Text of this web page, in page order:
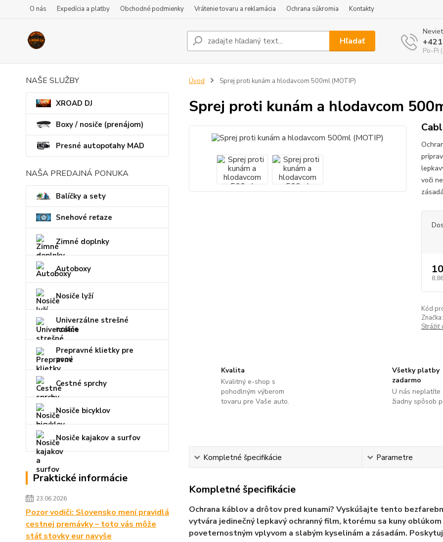
O nás Expedícia a platby Obchodné podmienky Vrátenie tovaru a reklamácia Ochrana súkromia Kontakty
Hľadať
Po-Pi
NAŠE SLUŽBY
XROAD DJ
Boxy / nosiče (prenájom)
Presné autopoťahy MAD
NAŠA PREDAJNÁ PONUKA
Balíčky a sety
Snehové reťaze
Zimné doplnky
Autoboxy
Nosiče lyží
Univerzálne strešné
nosiče
Prepravné klietky pre
psov
Cestné sprchy
Nosiče bicyklov
Nosiče kajakov a surfov
Praktické informácie
23.06.2026
Pozor vodiči: Slovensko mení pravidlá
cestnej premávky – toto vás môže
stáť stovky eur navyše
Úvod Sprej proti kunám a hlodavcom 500ml (MOTIP)
Sprej proti kunám a hlodavcom
voči
Kód
Značka:
Strážiť
Kvalita
Kvalitný e-shop s
pohodlným výberom
tovaru pre Vaše auto.
Všetky platby
zadarmo
U nás neplatíte
žiadny spôsob
Kompletné špecifikácie Parametre
Kompletné špecifikácie
Ochrana káblov a drôtov pred kunami? Vyskúšajte tento
vytvára jedinečný lepkavý ochranný film, ktorému sa kuny
poveternostným vplyvom a slabým kyselinám a zásadám.